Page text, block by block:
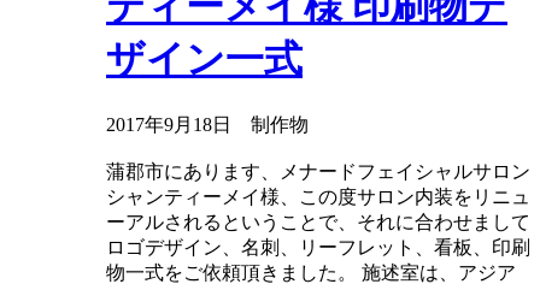
ザイン一式
2017年9月18日 制作物
蒲郡市にあります、メナードフェイシャルサロン
シャンティーメイ様、この度サロン内装をリニュ
ーアルされるということで、それに合わせまして
ロゴデザイン、名刺、リーフレット、看板、印刷
物一式をご依頼頂きました。 施述室は、アジア